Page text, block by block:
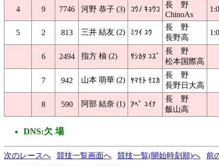
4 9 7746 河野 恭子 (3) ｺｳﾉ ｷｮｳｺ
長 野
ChinoAs
5 2 813 三井 結友 (2) ﾐﾂｲ ﾕｳ
長 野
長野高
6 2494 指方 柚 (2) ｻｼｶﾀ ﾕｽﾞ
長 野
松本国際高
7 942 山本 萌華 (2) ﾔﾏﾓﾄ ﾓｴｶ
長 野
長野日大高
8 590 阿部 結奈 (1) ｱﾍﾞ ﾕｲﾅ
長 野
飯山高
DNS:欠 場
次のレースへ 競技一覧画面へ 競技一覧(開始時刻順)へ
前